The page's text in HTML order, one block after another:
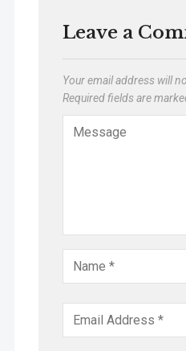
Leave a
Your email address will
Required fields are